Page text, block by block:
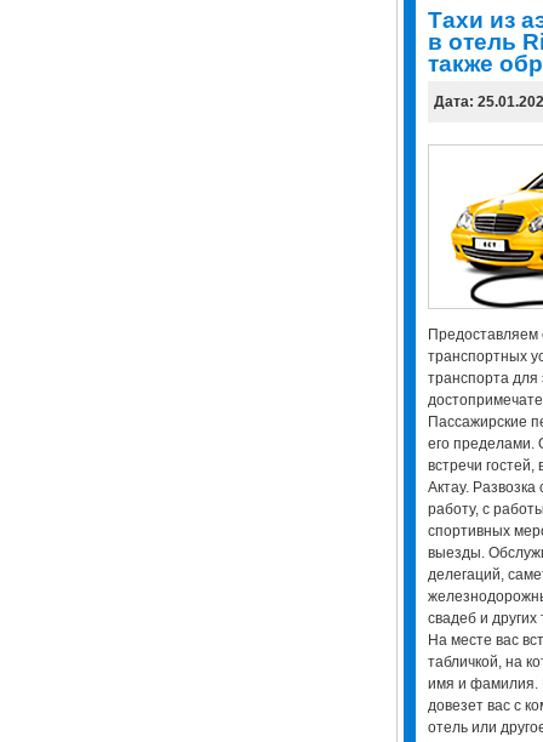
Тахи из
в отель
также
Дата:
транспортных
транспорта для
Пассажирские
его пределами.
встречи
Актау. Развозка
работу, с
спортивных
выезды.
делегаций,
свадеб и
На месте вас
табличкой, на
имя и фамилия.
довезет вас с
отель или